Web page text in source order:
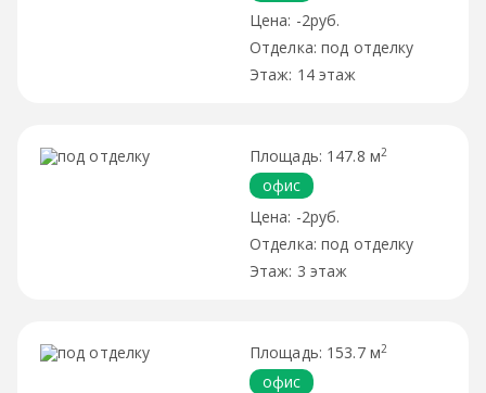
-2руб.
под отделку
14 этаж
147.8 м2
офис
-2руб.
под отделку
3 этаж
153.7 м2
офис